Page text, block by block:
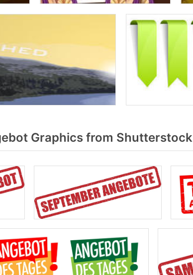
Graphics from Shutterstock